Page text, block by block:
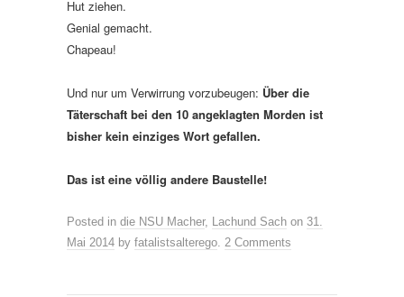
Hut ziehen.
Genial gemacht.
Chapeau!
Und nur um Verwirrung vorzubeugen: Über die
Täterschaft bei den 10 angeklagten Morden ist
bisher kein einziges Wort gefallen.
Das ist eine völlig andere Baustelle!
Posted in die NSU Macher, Lachund Sach on 31.
Mai 2014 by fatalistsalterego. 2 Comments